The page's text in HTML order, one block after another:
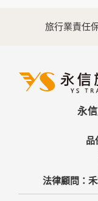
為提供精確的服務
分析，分析結果之
三、資料之保護
備及必要的安全防
嚴格的保護措施，
料，相關處理人員
會受到相關的法律
如因業務需要有必
格要求其遵守保密
實遵守。
旅行業責任
永
品
法律顧問：